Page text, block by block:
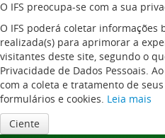
O IFS preocupa-se com a sua
O IFS poderá coletar informações
realizada(s) para aprimorar a
visitantes deste site, segundo o
Privacidade de Dados Pessoais.
com a coleta e tratamento de
formulários e cookies. Leia mais
Ciente